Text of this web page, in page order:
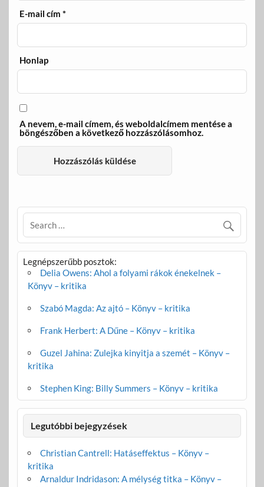
E-mail cím*
Honlap
A nevem, e-mail címem, és weboldalcímem mentése a
böngészőben a következő hozzászólásomhoz.
Legnépszerűbb posztok:
Delia Owens: Ahol a folyami rákok énekelnek –
Könyv – kritika
Szabó Magda: Az ajtó – Könyv – kritika
Frank Herbert: A Dűne – Könyv – kritika
Guzel Jahina: Zulejka kinyitja a szemét – Könyv –
kritika
Stephen King: Billy Summers – Könyv – kritika
Legutóbbi bejegyzések
Christian Cantrell: Hatáseffektus – Könyv –
kritika
Arnaldur Indridason: A mélység titka – Könyv –